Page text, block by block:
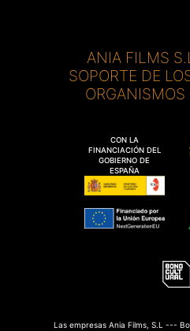
ANIA FILMS
SOPORTE DE
ORGANISMOS
CON LA
FINANCIACIÓN DEL
GOBIERNO DE
ESPAÑA
Las empresas Ania Films, S.L ---